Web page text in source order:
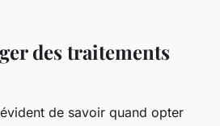
des traitements
de savoir quand opter